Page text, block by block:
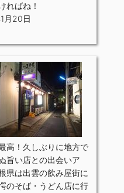
ればね！
月20日
高！久しぶりに地方で
旨い店との出会いア
県は出雲の飲み屋街に
のそば・うどん店に行